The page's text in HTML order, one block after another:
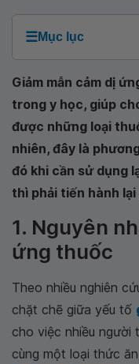
☰Mục lục
Giảm mẫn cảm dị
trong y học, giúp
được những loại
nhiên, đây là
đó khi cần sử dụng
thì phải tiến hành
1. Nguyên
ứng thuốc
Theo nhiều nghiên
chặt chẽ giữa yếu tố
cho việc nhiều người
cùng một loại thức